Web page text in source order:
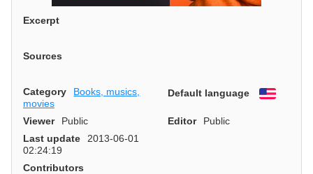
Excerpt
Sources
Category
Books, musics,
movies
Default language English
Viewer Public Editor
Public
Last update
2013-06-01
02:24:19
Contributors